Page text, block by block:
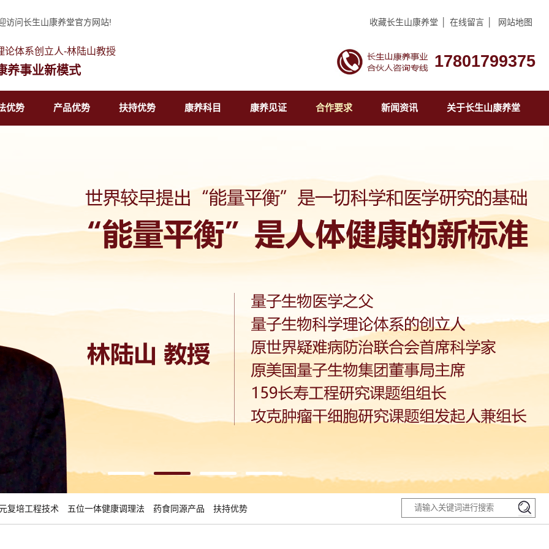
访问长生山康养堂官方网站!
论体系创立人-林陆山教授
养事业新模式
收藏长生山康养堂 在线留言 网站地图
17801799375
优势 产品优势 扶持优势 康养科目 康养见证 合作要求 新闻资讯 关于长生山康养堂
复培工程技术 五位一体健康调理法 药食同源产品 扶持优势